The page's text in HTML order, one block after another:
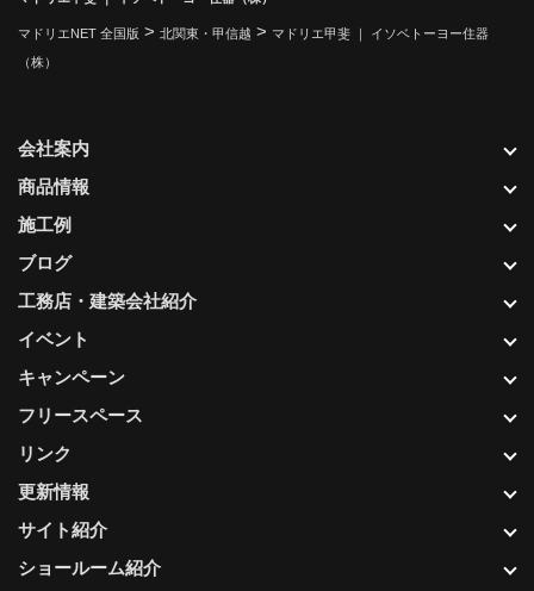
マドリエNET 全国版 > 北関東・甲信越 > マドリエ甲斐 ｜ イソベトーヨー住器
（株）
更新情報
サイト紹介
ショールーム紹介
会社案内
商品情報
施工例
ブログ
工務店・建築会社紹介
イベント
キャンペーン
フリースペース
リンク